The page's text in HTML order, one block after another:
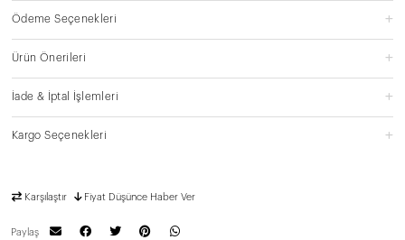
Ödeme Seçenekleri
Ürün Önerileri
İade & İptal İşlemleri
Kargo Seçenekleri
Karşılaştır Fiyat Düşünce Haber Ver
Paylaş